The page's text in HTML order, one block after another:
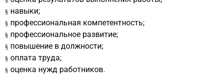
§ навыки;
§ профессиональная компетентность;
§ профессиональное развитие;
§ повышение в должности;
§ оплата труда;
§ оценка нужд работников.